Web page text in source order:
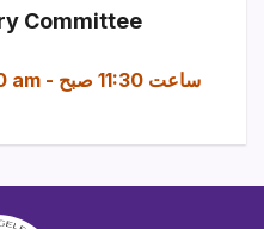
Committee
am - ساعت 11:30 صبح